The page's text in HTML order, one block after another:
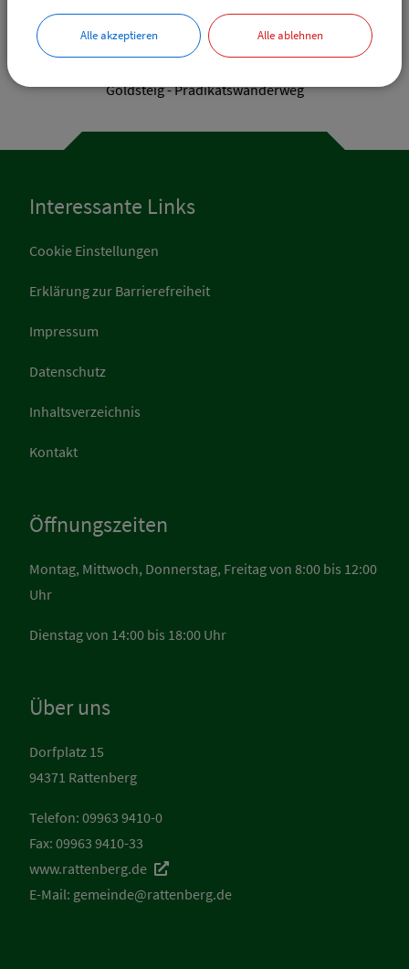
Gemeinde Rattenberg
Tourismus & Freizeit
Goldsteig - Prädikatswanderweg
Interessante Links
Cookie Einstellungen
Erklärung zur Barrierefreiheit
Impressum
Datenschutz
Inhaltsverzeichnis
Kontakt
Öffnungszeiten
Montag, Mittwoch, Donnerstag, Freitag von 8:00 bis 12:00
Uhr
Dienstag von 14:00 bis 18:00 Uhr
Über uns
Dorfplatz 15
94371 Rattenberg
Telefon: 09963 9410-0
Fax: 09963 9410-33
www.rattenberg.de
E-Mail: gemeinde@rattenberg.de
Alle akzeptieren Alle ablehnen